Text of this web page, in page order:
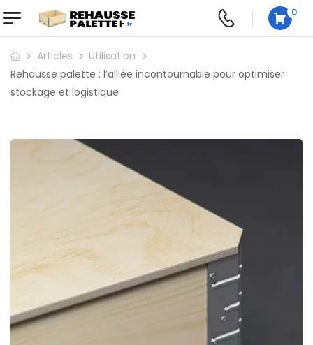
0
Articles
Utilisation
Rehausse palette : l’alliée incontournable pour optimiser
stockage et logistique